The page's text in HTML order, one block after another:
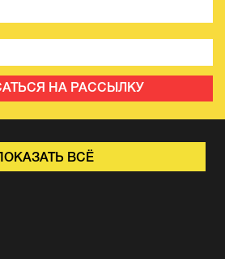
НА РАССЫЛКУ
ПОКАЗАТЬ ВСЁ